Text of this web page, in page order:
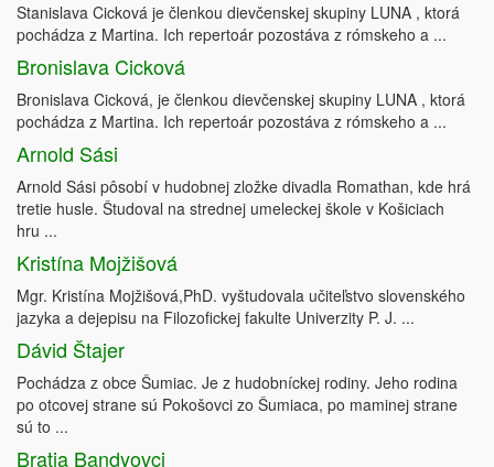
Stanislava Cicková je členkou dievčenskej skupiny LUNA , ktorá
pochádza z Martina. Ich repertoár pozostáva z rómskeho a ...
Bronislava Cicková
Bronislava Cicková, je členkou dievčenskej skupiny LUNA , ktorá
pochádza z Martina. Ich repertoár pozostáva z rómskeho a ...
Arnold Sási
Arnold Sási pôsobí v hudobnej zložke divadla Romathan, kde hrá
tretie husle. Študoval na strednej umeleckej škole v Košiciach
hru ...
Kristína Mojžišová
Mgr. Kristína Mojžišová,PhD. vyštudovala učiteľstvo slovenského
jazyka a dejepisu na Filozofickej fakulte Univerzity P. J. ...
Dávid Štajer
Pochádza z obce Šumiac. Je z hudobníckej rodiny. Jeho rodina
po otcovej strane sú Pokošovci zo Šumiaca, po maminej strane
sú to ...
Bratia Bandyovci